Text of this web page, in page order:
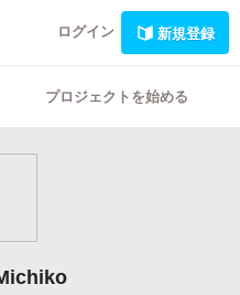
ログイン 新規登録
プロジェクトを始める